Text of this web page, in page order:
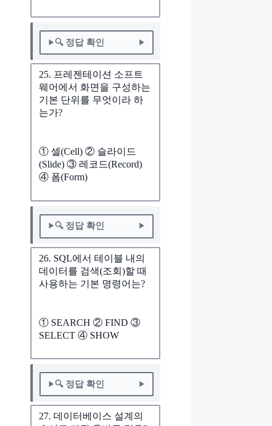
🔍 정답 확인
25. 프레젠테이션 소프트
웨어에서 화면을 구성하는
기본 단위를 무엇이라 하
는가?
① 셀(Cell) ② 슬라이드
(Slide) ③ 레코드(Record)
④ 폼(Form)
🔍 정답 확인
26. SQL에서 테이블 내의
데이터를 검색(조회)할 때
사용하는 기본 명령어는?
① SEARCH ② FIND ③
SELECT ④ SHOW
🔍 정답 확인
27. 데이터베이스 설계의